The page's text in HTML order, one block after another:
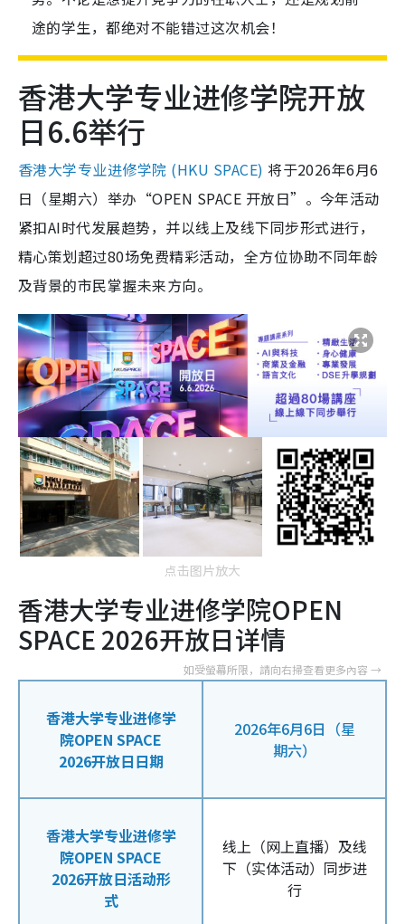
途的学生，都绝对不能错过这次机会！
香港大学专业进修学院开放
日6.6举行
香港大学专业进修学院 (HKU SPACE) 将于2026年6月6
日（星期六）举办“OPEN SPACE 开放日”。今年活动
紧扣AI时代发展趋势，并以线上及线下同步形式进行，
精心策划超过80场免费精彩活动，全方位协助不同年龄
及背景的市民掌握未来方向。
点击图片放大
香港大学专业进修学院OPEN
SPACE 2026开放日详情
香港大学专业进修学
院OPEN SPACE
2026开放日日期
2026年6月6日（星
期六）
香港大学专业进修学
院OPEN SPACE
2026开放日活动形
式
线上（网上直播）及线
下（实体活动）同步进
行